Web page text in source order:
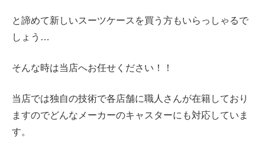
と諦めて新しいスーツケースを買う方もいらっしゃるで
しょう…
そんな時は当店へお任せください！！
当店では独自の技術で各店舗に職人さんが在籍しており
ますのでどんなメーカーのキャスターにも対応していま
す。